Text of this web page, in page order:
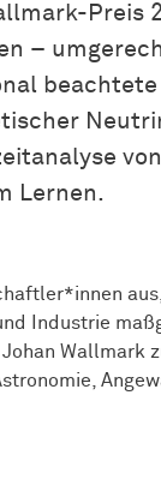
Preis
–
Lernen.
Industrie
Wallmark